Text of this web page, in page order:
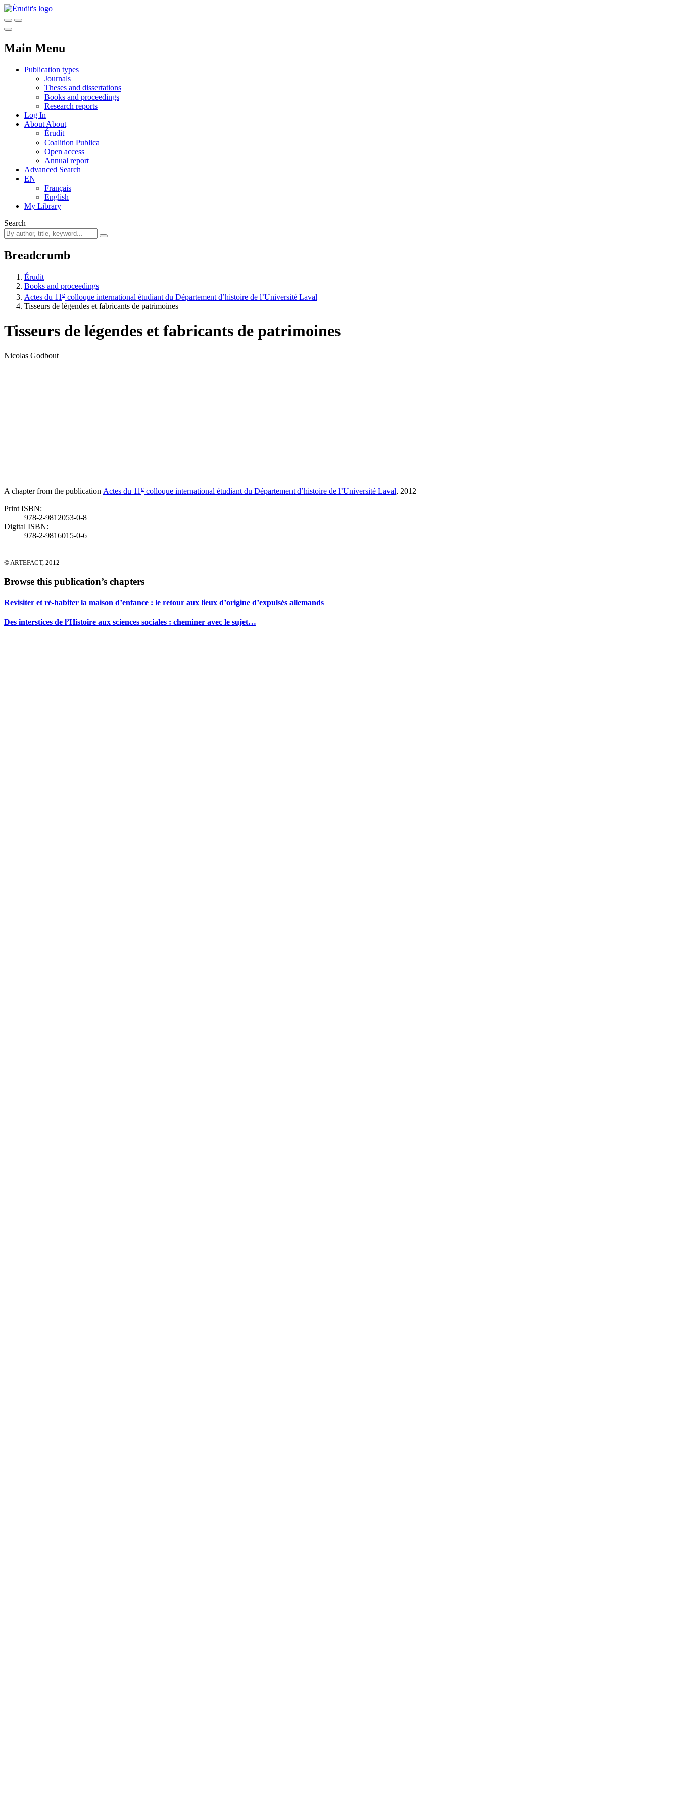
Main Menu
Publication types
Journals
Theses and dissertations
Books and proceedings
Research reports
Log In
About About
Érudit
Coalition Publica
Open access
Annual report
Advanced Search
EN
Français
English
My Library
Search
Breadcrumb
Érudit
Books and proceedings
Actes du 11 e colloque international étudiant du Département d’histoire de l’Université Laval
Tisseurs de légendes et fabricants de patrimoines
Tisseurs de légendes et fabricants de patrimoines
Nicolas Godbout
A chapter from the publication Actes du 11 e colloque international étudiant du Département d’histoire de l’Université Laval, 2012
Print ISBN:
978-2-9812053-0-8
Digital ISBN:
978-2-9816015-0-6
© ARTEFACT, 2012
Browse this publication’s chapters
Revisiter et ré-habiter la maison d’enfance : le retour aux lieux d’origine d’expulsés allemands
Des interstices de l’Histoire aux sciences sociales : cheminer avec le sujet…